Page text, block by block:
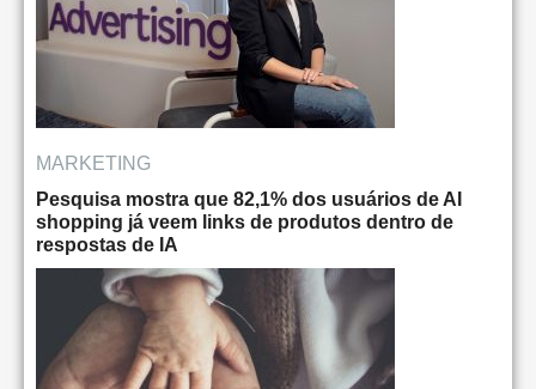
MARKETING
Pesquisa mostra que 82,1% dos usuários de AI
shopping já veem links de produtos dentro de
respostas de IA